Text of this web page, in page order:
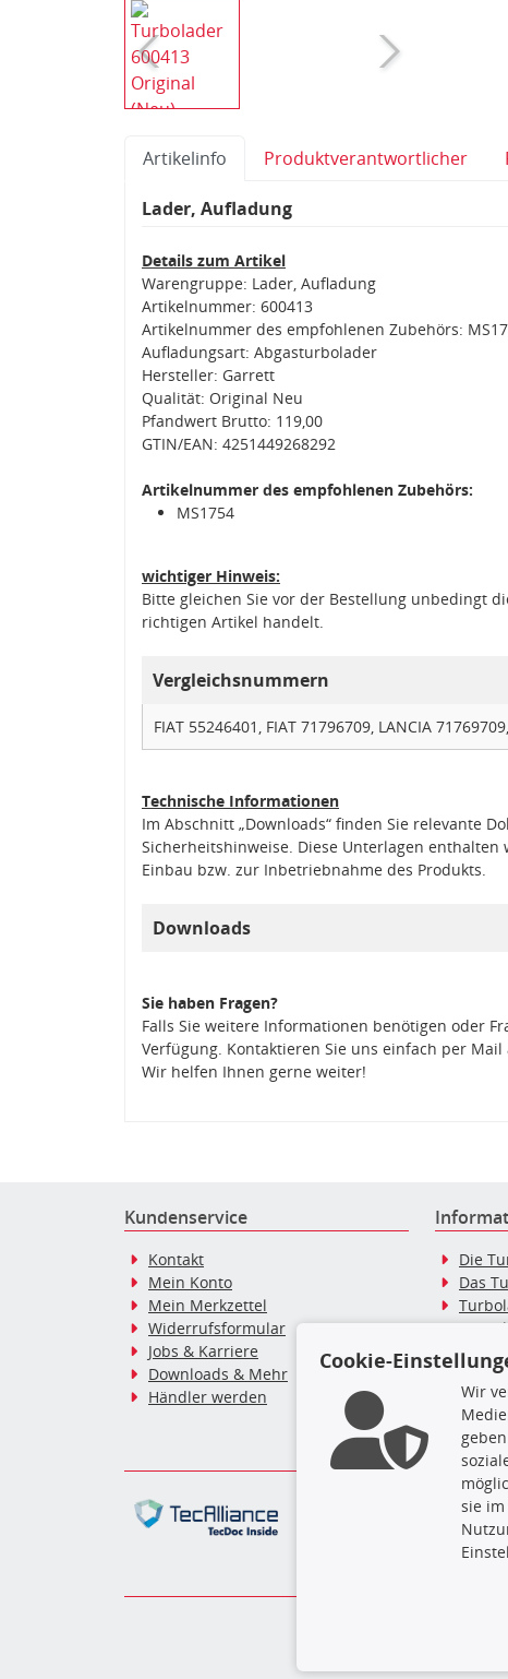
Artikelinfo Produktverantwortlicher
Lader, Aufladung
Details zum Artikel
Warengruppe: Lader, Aufladung
Artikelnummer: 600413
Artikelnummer des empfohlenen Zubehörs:
Aufladungsart: Abgasturbolader
Hersteller: Garrett
Qualität: Original Neu
Pfandwert Brutto: 119,00
GTIN/EAN: 4251449268292
Artikelnummer des empfohlenen Zubehörs:
MS1754
wichtiger Hinweis:
Bitte gleichen Sie vor der Bestellung unbedingt
richtigen Artikel handelt.
Vergleichsnummern
FIAT 55246401, FIAT 71796709, LANCIA
Technische Informationen
Im Abschnitt „Downloads“ finden Sie relevante
Sicherheitshinweise. Diese Unterlagen
Einbau bzw. zur Inbetriebnahme des Produkts.
Downloads
Sie haben Fragen?
Falls Sie weitere Informationen benötigen oder
Verfügung. Kontaktieren Sie uns einfach per Mail
Wir helfen Ihnen gerne weiter!
Kundenservice
Kontakt
Mein Konto
Mein Merkzettel
Widerrufsformular
Jobs & Karriere
Downloads & Mehr
Händler werden
Die
Das
Blog:
Die hier angezeigten
gesamte Datenbank
ausführen zu lassen. Ein
Cookie-
Wir
sie